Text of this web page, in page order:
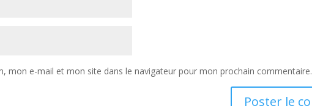
mon e-mail et mon site dans le navigateur pour mon prochain commentaire.